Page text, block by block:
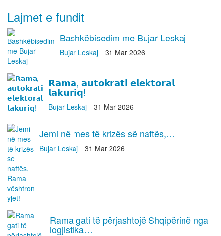
Lajmet e fundit
Bashkëbisedim me Bujar Leskaj
Bujar Leskaj 31 Mar 2026
𝗥𝗮𝗺𝗮, 𝗮𝘂𝘁𝗼𝗸𝗿𝗮𝘁𝗶 𝗲𝗹𝗲𝗸𝘁𝗼𝗿𝗮𝗹
𝗹𝗮𝗸𝘂𝗿𝗶𝗾!
Bujar Leskaj 31 Mar 2026
Jemi në mes të krizës së naftës,…
Bujar Leskaj 31 Mar 2026
Rama gati të përjashtojë Shqipërinë nga
logjistika…